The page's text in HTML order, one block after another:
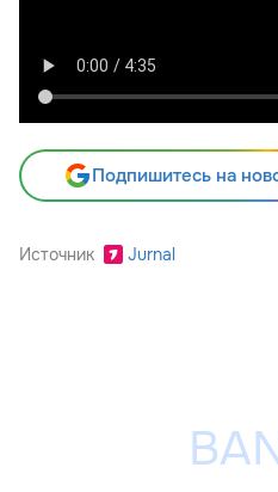
Подпишитесь на
Источник Jurnal